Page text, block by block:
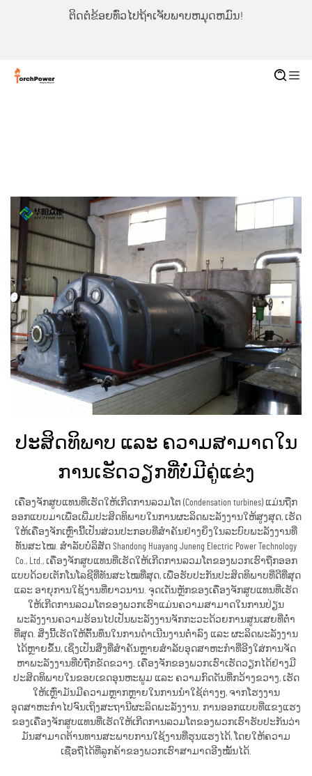
ຕິດຕໍ່ຂ້ອຍທົ່ວໄປຖ້າເຈັບພາບຫມຸດຫມົນ!
ປະສິດທິພາບ ແລະ ຄວາມສາມາດໃນ
ການເຮັດວຽກທີ່ບໍ່ມີຄູ່ແຂ່ງ
ເຄື່ອງຈັກສູບແທນທີ່ເຮັດໃຫ້ເກີດການລວມໂຕ (Condensation turbines) ແມ່ນຖືກ
ອອກແບບມາເພື່ອເພີ່ມປະສິດທິພາບໃນການຜະລິດພະລັງງານໃຫ້ສູງສຸດ, ເຮັດ
ໃຫ້ເຄື່ອງຈັກເຫຼົ່ານີ້ເປັນສ່ວນປະກອບທີ່ສຳຄັນຢ່າງຍິ່ງໃນລະບົບພະລັງງານທີ່
ທັນສະໄໝ. ສຳລັບບໍລິສັດ Shandong Huayang Juneng Electric Power Technology
Co., Ltd., ເຄື່ອງຈັກສູບແທນທີ່ເຮັດໃຫ້ເກີດການລວມໂຕຂອງພວກເຮົາຖືກອອກ
ແບບດ້ວຍເຕັກໂນໂລຊີທີ່ທັນສະໄໝທີ່ສຸດ, ເພື່ອຮັບປະກັນປະສິດທິພາບທີ່ດີທີ່ສຸດ
ແລະ ອາຍຸການໃຊ້ງານທີ່ຍາວນານ. ຈຸດເດັ່ນຫຼັກຂອງເຄື່ອງຈັກສູບແທນທີ່ເຮັດ
ໃຫ້ເກີດການລວມໂຕຂອງພວກເຮົາແມ່ນຄວາມສາມາດໃນການປ່ຽນ
ພະລັງງານຄວາມຮ້ອນໄປເປັນພະລັງງານຈັກກະວະດ້ວຍການສູນເສຍທີ່ຕ່ຳ
ທີ່ສຸດ. ສິ່ງນີ້ເຮັດໃຫ້ຕົ້ນທຶນໃນການດຳເນີນງານຕ່ຳລົງ ແລະ ຜະລິດພະລັງງານ
ໄດ້ຫຼາຍຂຶ້ນ, ເຊິ່ງເປັນສິ່ງທີ່ສຳຄັນຫຼາຍສຳລັບອຸດສາຫະກຳທີ່ອີງໃສ່ການຈັດ
ຫາພະລັງງານທີ່ບໍ່ຖືກຂັດຂວາງ. ເຄື່ອງຈັກຂອງພວກເຮົາເຮັດວຽກໄດ້ຢ່າງມີ
ປະສິດທິພາບໃນຂອບເຂດອຸນຫະພູມ ແລະ ຄວາມກົດດັນທີ່ກວ້າງຂວາງ, ເຮັດ
ໃຫ້ເຫຼົ່າມັນມີຄວາມຫຼາກຫຼາຍໃນການນຳໃຊ້ຕ່າງໆ, ຈາກໂຮງງານ
ອຸດສາຫະກຳໄປຈົນເຖິງສະຖານີຜະລິດພະລັງງານ. ການອອກແບບທີ່ແຂງແຮງ
ຂອງເຄື່ອງຈັກສູບແທນທີ່ເຮັດໃຫ້ເກີດການລວມໂຕຂອງພວກເຮົາຮັບປະກັນວ່າ
ມັນສາມາດຕ້ານທານສະພາບການໃຊ້ງານທີ່ຮຸນແຮງໄດ້, ໂດຍໃຫ້ຄວາມ
ເຊື່ອຖືໄດ້ທີ່ລູກຄ້າຂອງພວກເຮົາສາມາດອີງໝັ້ນໄດ້.